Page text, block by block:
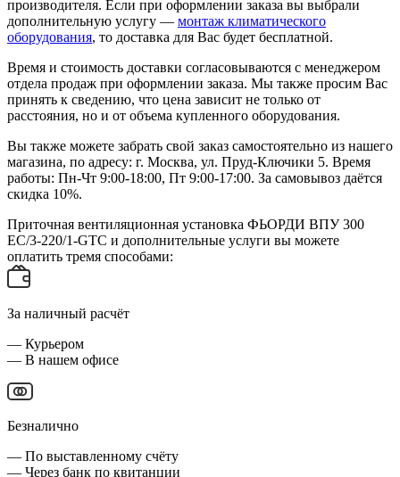
производителя. Если при оформлении заказа вы выбрали
дополнительную услугу — монтаж климатического
оборудования, то доставка для Вас будет бесплатной.
Время и стоимость доставки согласовываются с менеджером
отдела продаж при оформлении заказа. Мы также просим Вас
принять к сведению, что цена зависит не только от
расстояния, но и от объема купленного оборудования.
Вы также можете забрать свой заказ самостоятельно из нашего
магазина, по адресу: г. Москва, ул. Пруд-Ключики 5. Время
работы: Пн-Чт 9:00-18:00, Пт 9:00-17:00. За самовывоз даётся
скидка 10%.
Приточная вентиляционная установка ФЬОРДИ ВПУ 300
ЕС/3-220/1-GTC и дополнительные услуги вы можете
оплатить тремя способами:
За наличный расчёт
— Курьером
— В нашем офисе
Безналично
— По выставленному счёту
— Через банк по квитанции